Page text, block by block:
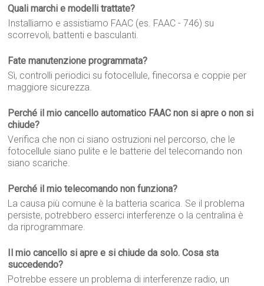
Quali marchi e modelli trattate?
Installiamo e assistiamo FAAC (es. FAAC - 746) su
scorrevoli, battenti e basculanti.
Fate manutenzione programmata?
Sì, controlli periodici su fotocellule, finecorsa e coppie per
maggiore sicurezza.
Perché il mio cancello automatico FAAC non si apre o non si
chiude?
Verifica che non ci siano ostruzioni nel percorso, che le
fotocellule siano pulite e le batterie del telecomando non
siano scariche.
Perché il mio telecomando non funziona?
La causa più comune è la batteria scarica. Se il problema
persiste, potrebbero esserci interferenze o la centralina è
da riprogrammare.
Il mio cancello si apre e si chiude da solo. Cosa sta
succedendo?
Potrebbe essere un problema di interferenze radio, un